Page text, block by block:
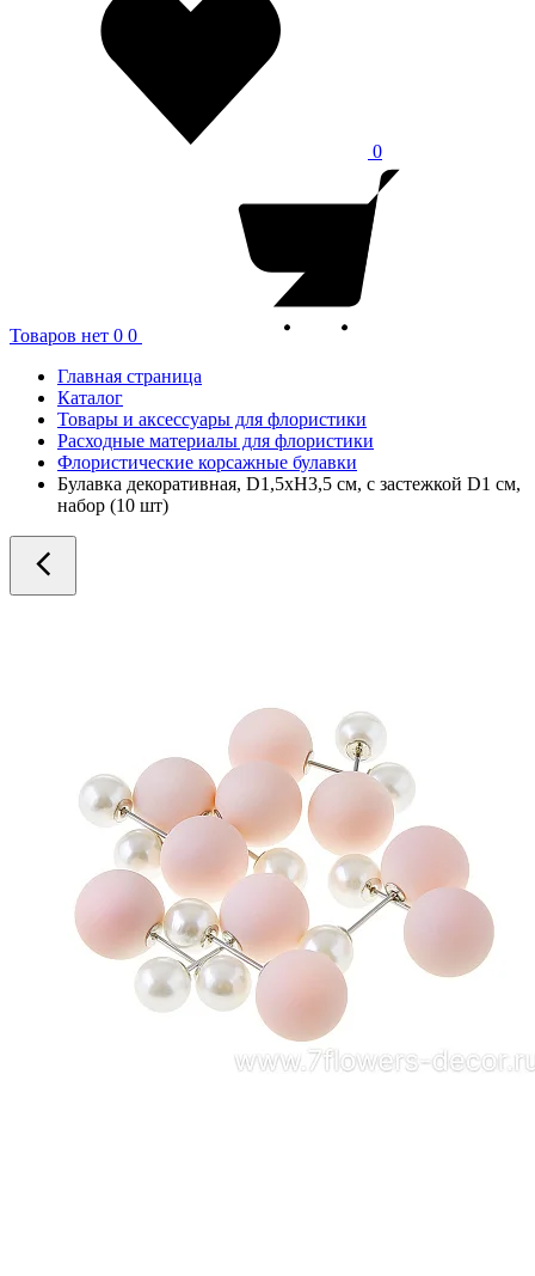
0
Товаров нет 0 0
Главная страница
Каталог
Товары и аксессуары для флористики
Расходные материалы для флористики
Флористические корсажные булавки
Булавка декоративная, D1,5xH3,5 см, с застежкой D1 см,
набор (10 шт)